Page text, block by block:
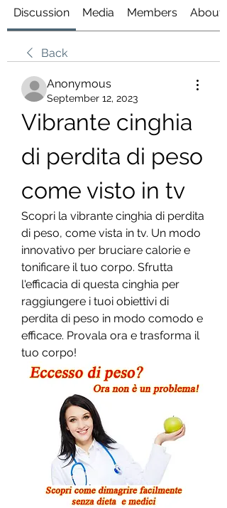
Discussion Media Members About
Back
Anonymous
September 12, 2023
Vibrante cinghia
di perdita di peso
come visto in tv
Scopri la vibrante cinghia di perdita
di peso, come vista in tv. Un modo
innovativo per bruciare calorie e
tonificare il tuo corpo. Sfrutta
l'efficacia di questa cinghia per
raggiungere i tuoi obiettivi di
perdita di peso in modo comodo e
efficace. Provala ora e trasforma il
tuo corpo!